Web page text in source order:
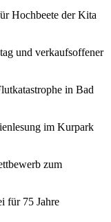
Hochbeete der Kita
und verkaufsoffener
in Bad
im Kurpark
zum
für 75 Jahre